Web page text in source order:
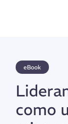
eBook
como